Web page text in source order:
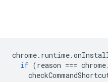
chrome. runtime.
if (reason === chrome.